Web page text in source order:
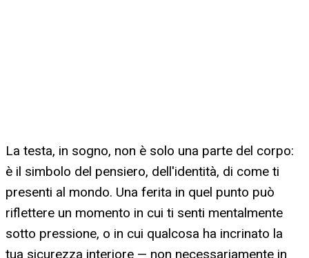
La testa, in sogno, non è solo una parte del corpo:
è il simbolo del pensiero, dell'identità, di come ti
presenti al mondo. Una ferita in quel punto può
riflettere un momento in cui ti senti mentalmente
sotto pressione, o in cui qualcosa ha incrinato la
tua sicurezza interiore — non necessariamente in